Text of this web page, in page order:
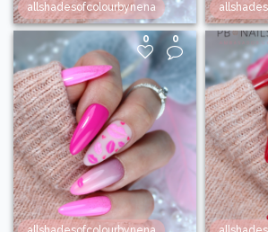
allshadesofcolourbynena
0 0